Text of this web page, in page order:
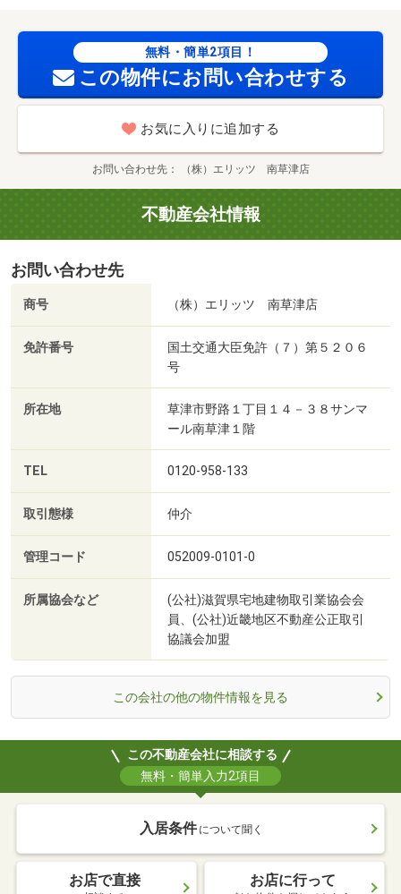
無料・簡単2項目！
この物件にお問い合わせする
お気に入りに追加する
お問い合わせ先 （株）エリッツ 南草津店
不動産会社情報
お問い合わせ先
商号 （株）エリッツ 南草津店
免許番号
国土交通大臣免許（７）第５２０６
号
所在地
草津市野路１丁目１４－３８サンマ
ール南草津１階
TEL 0120-958-133
取引態様 仲介
管理コード 052009-0101-0
所属協会など
(公社)滋賀県宅地建物取引業協会会
員、(公社)近畿地区不動産公正取引
協議会加盟
この会社の他の物件情報を見る
この不動産会社に相談する
無料・簡単入力2項目
入居条件 について聞く
お店で直接 お店に行って